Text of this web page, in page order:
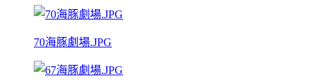
70海豚劇場.JPG